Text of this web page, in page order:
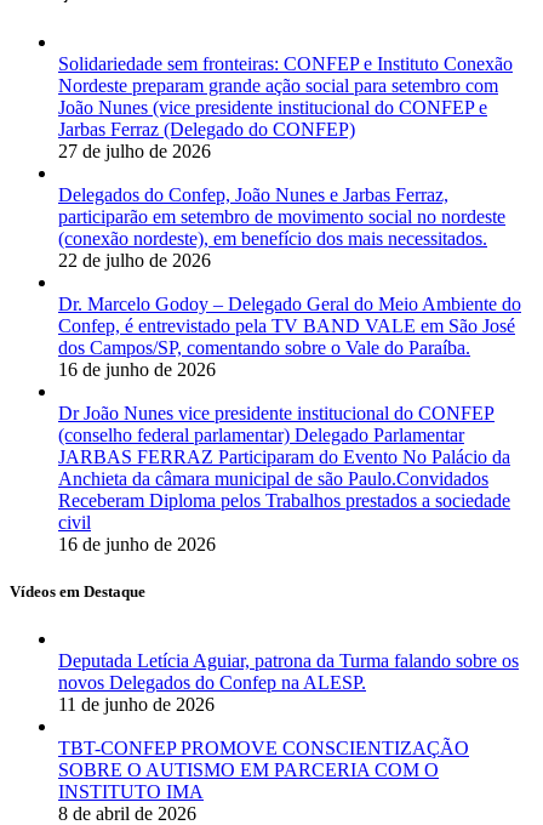
Solidariedade sem fronteiras: CONFEP e Instituto Conexão
Nordeste preparam grande ação social para setembro com
João Nunes (vice presidente institucional do CONFEP e
Jarbas Ferraz (Delegado do CONFEP)
27 de julho de 2026
Delegados do Confep, João Nunes e Jarbas Ferraz,
participarão em setembro de movimento social no nordeste
(conexão nordeste), em benefício dos mais necessitados.
22 de julho de 2026
Dr. Marcelo Godoy – Delegado Geral do Meio Ambiente do
Confep, é entrevistado pela TV BAND VALE em São José
dos Campos/SP, comentando sobre o Vale do Paraíba.
16 de junho de 2026
Dr João Nunes vice presidente institucional do CONFEP
(conselho federal parlamentar) Delegado Parlamentar
JARBAS FERRAZ Participaram do Evento No Palácio da
Anchieta da câmara municipal de são Paulo.Convidados
Receberam Diploma pelos Trabalhos prestados a sociedade
civil
16 de junho de 2026
Vídeos em Destaque
Deputada Letícia Aguiar, patrona da Turma falando sobre os
novos Delegados do Confep na ALESP.
11 de junho de 2026
TBT-CONFEP PROMOVE CONSCIENTIZAÇÃO
SOBRE O AUTISMO EM PARCERIA COM O
INSTITUTO IMA
8 de abril de 2026